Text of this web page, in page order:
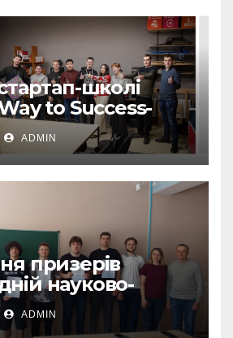
школі
to Success-
досвід для
власних
ідей
ADMIN
призерів
науково-
конференції
ADMIN